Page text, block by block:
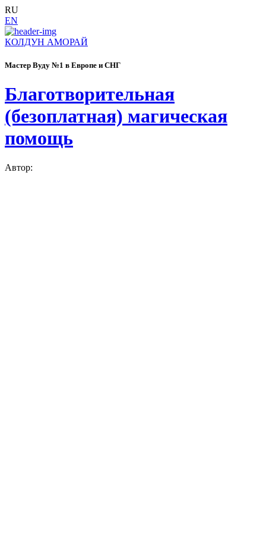
RU
EN
КОЛДУН АМОРАЙ
Мастер Вуду №1 в Европе и СНГ
Благотворительная
(безоплатная) магическая
помощь
Автор: